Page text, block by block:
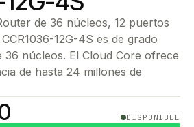
de 36 núcleos, 12 puertos
12G-4S es de grado
núcleos. El Cloud Core ofrece
de hasta 24 millones de
DISPONIBLE